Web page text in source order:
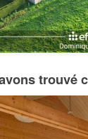
trouvé